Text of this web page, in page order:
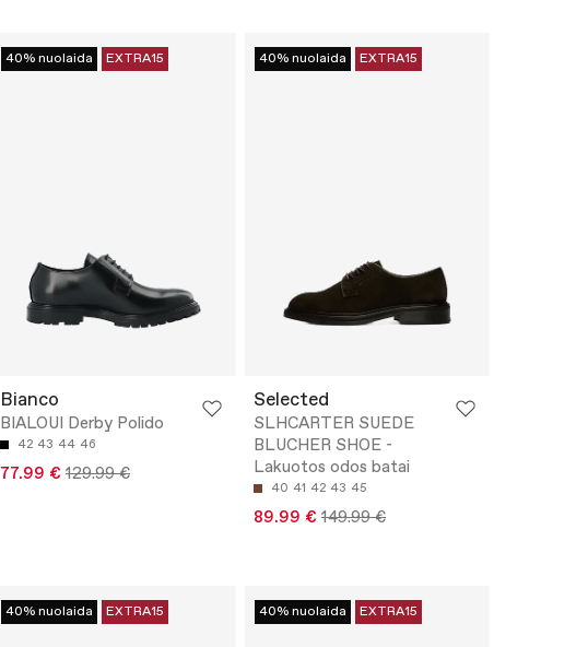
40% nuolaida EXTRA15
Bianco
BIALOUI Derby Polido
42 43 44 46
77.99 € 129.99 €
40% nuolaida EXTRA15
Selected
SLHCARTER SUEDE
BLUCHER SHOE -
Lakuotos odos batai
40 41 42 43 45
89.99 € 149.99 €
40% nuolaida EXTRA15 40% nuolaida EXTRA15